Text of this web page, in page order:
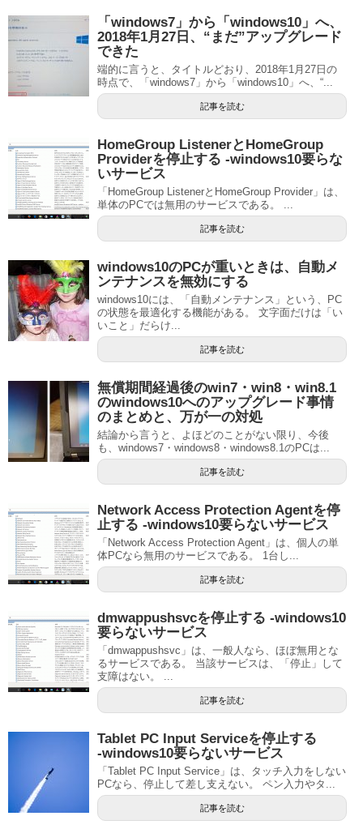
「windows7」から「windows10」へ、
2018年1月27日、“まだ”アップグレード
できた
端的に言うと、タイトルどおり、2018年1月27日の
時点で、「windows7」から「windows10」へ、“...
記事を読む
HomeGroup ListenerとHomeGroup
Providerを停止する ‐windows10要らな
いサービス
「HomeGroup ListenerとHomeGroup Provider」は、
単体のPCでは無用のサービスである。 ...
記事を読む
windows10のPCが重いときは、自動メ
ンテナンスを無効にする
windows10には、「自動メンテナンス」という、PC
の状態を最適化する機能がある。 文字面だけは「い
いこと」だらけ...
記事を読む
無償期間経過後のwin7・win8・win8.1
のwindows10へのアップグレード事情
のまとめと、万が一の対処
結論から言うと、よほどのことがない限り、今後
も、windows7・windows8・windows8.1のPCは...
記事を読む
Network Access Protection Agentを停
止する ‐windows10要らないサービス
「Network Access Protection Agent」は、個人の単
体PCなら無用のサービスである。 1台し...
記事を読む
dmwappushsvcを停止する ‐windows10
要らないサービス
「dmwappushsvc」は、一般人なら、ほぼ無用とな
るサービスである。 当該サービスは、「停止」して
支障はない。 ...
記事を読む
Tablet PC Input Serviceを停止する
‐windows10要らないサービス
「Tablet PC Input Service」は、タッチ入力をしない
PCなら、停止して差し支えない。 ペン入力やタ...
記事を読む